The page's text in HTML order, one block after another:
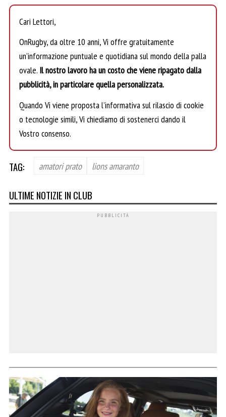
Cari Lettori,
OnRugby, da oltre 10 anni, Vi offre gratuitamente
un’informazione puntuale e quotidiana sul mondo della palla
ovale. Il nostro lavoro ha un costo che viene ripagato dalla
pubblicità, in particolare quella personalizzata.
Quando Vi viene proposta l’informativa sul rilascio di cookie
o tecnologie simili, Vi chiediamo di sostenerci dando il
Vostro consenso.
TAG: amatori prato lions amaranto
ULTIME NOTIZIE IN CLUB